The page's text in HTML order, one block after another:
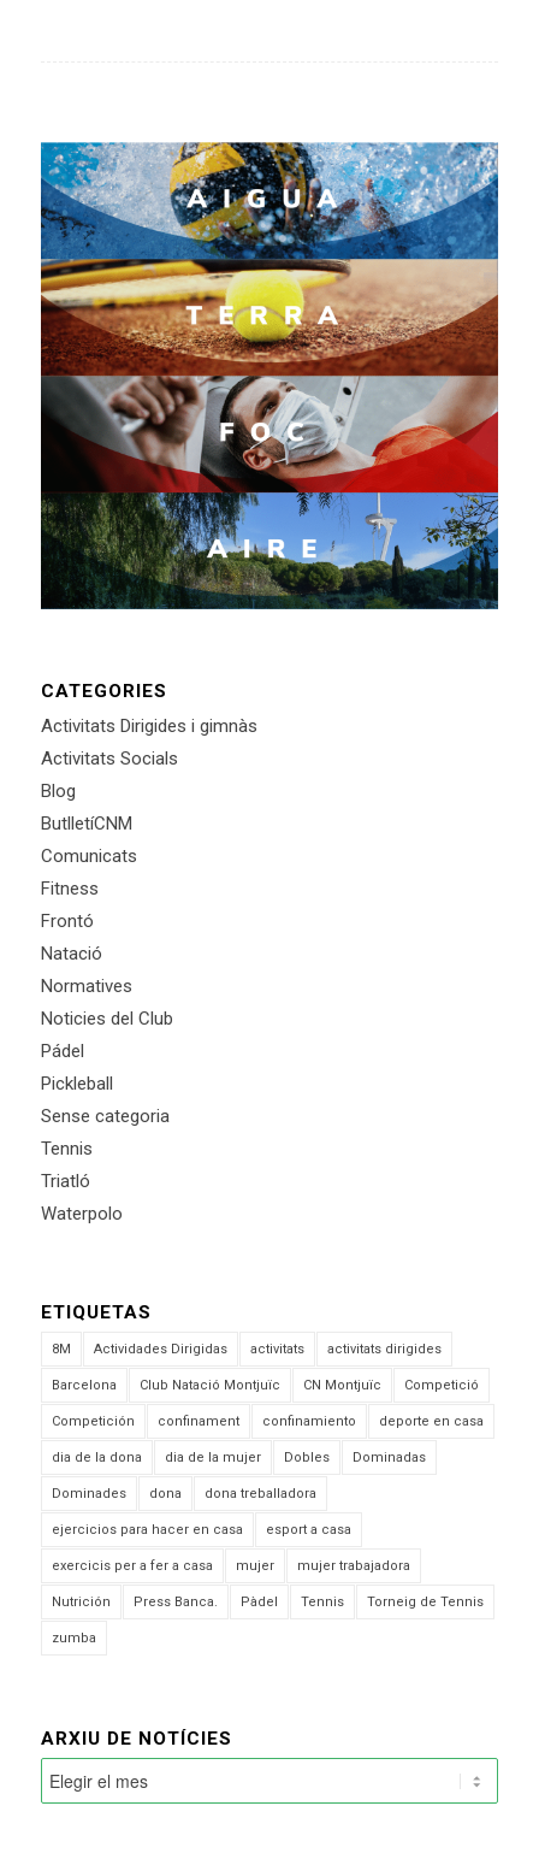
CATEGORIES
Activitats Dirigides i gimnàs
Activitats Socials
Blog
ButlletíCNM
Comunicats
Fitness
Frontó
Natació
Normatives
Noticies del Club
Pádel
Pickleball
Sense categoria
Tennis
Triatló
Waterpolo
ETIQUETAS
8M Actividades Dirigidas activitats activitats dirigides
Barcelona Club Natació Montjuïc CN Montjuïc Competició
Competición confinament confinamiento deporte en casa
dia de la dona dia de la mujer Dobles Dominadas
Dominades dona dona treballadora
ejercicios para hacer en casa esport a casa
exercicis per a fer a casa mujer mujer trabajadora
Nutrición Press Banca. Pàdel Tennis Torneig de Tennis
zumba
ARXIU DE NOTÍCIES